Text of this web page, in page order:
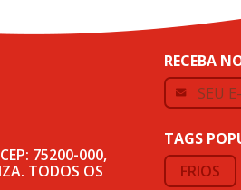
75200-000,
TODOS OS
RECEBA
TAGS
FRIOS